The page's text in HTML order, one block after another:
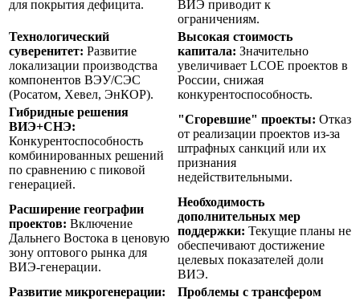
для покрытия дефицита.
ВИЭ приводит к
ограничениям.
Технологический
суверенитет: Развитие
локализации производства
компонентов ВЭУ/СЭС
(Росатом, Хевел, ЭнКОР).
Высокая стоимость
капитала: Значительно
увеличивает LCOE проектов в
России, снижая
конкурентоспособность.
Гибридные решения
ВИЭ+СНЭ:
Конкурентоспособность
комбинированных решений
по сравнению с пиковой
генерацией.
"Сгоревшие" проекты: Отказ
от реализации проектов из-за
штрафных санкций или их
признания
недействительными.
Расширение географии
проектов: Включение
Дальнего Востока в ценовую
зону оптового рынка для
ВИЭ-генерации.
Необходимость
дополнительных мер
поддержки: Текущие планы не
обеспечивают достижение
целевых показателей доли
ВИЭ.
Развитие микрогенерации:
Проблемы с трансфером